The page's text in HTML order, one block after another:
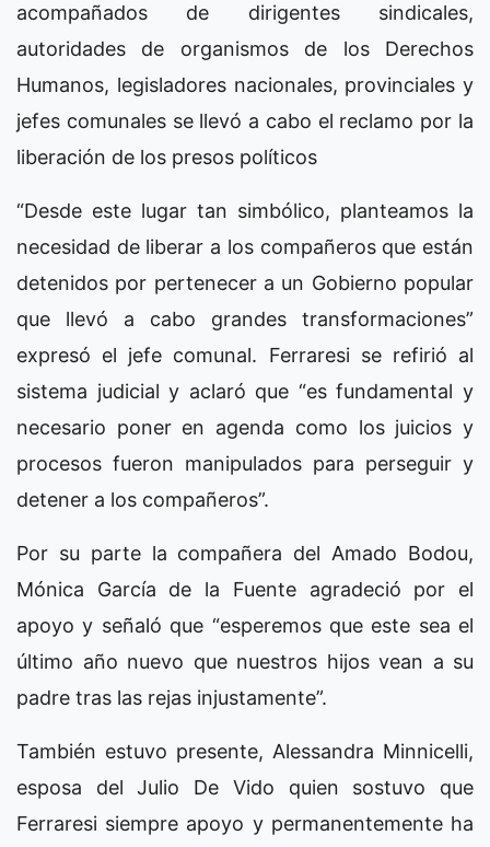
acompañados de dirigentes sindicales,
autoridades de organismos de los Derechos
Humanos, legisladores nacionales, provinciales y
jefes comunales se llevó a cabo el reclamo por la
liberación de los presos políticos
“Desde este lugar tan simbólico, planteamos la
necesidad de liberar a los compañeros que están
detenidos por pertenecer a un Gobierno popular
que llevó a cabo grandes transformaciones”
expresó el jefe comunal. Ferraresi se refirió al
sistema judicial y aclaró que “es fundamental y
necesario poner en agenda como los juicios y
procesos fueron manipulados para perseguir y
detener a los compañeros”.
Por su parte la compañera del Amado Bodou,
Mónica García de la Fuente agradeció por el
apoyo y señaló que “esperemos que este sea el
último año nuevo que nuestros hijos vean a su
padre tras las rejas injustamente”.
También estuvo presente, Alessandra Minnicelli,
esposa del Julio De Vido quien sostuvo que
Ferraresi siempre apoyo y permanentemente ha